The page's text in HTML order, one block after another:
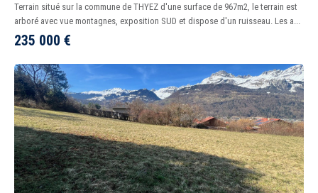
Terrain situé sur la commune de THYEZ d'une surface de 967m2, le terrain est
arboré avec vue montagnes, exposition SUD et dispose d'un ruisseau. Les a...
235 000 €